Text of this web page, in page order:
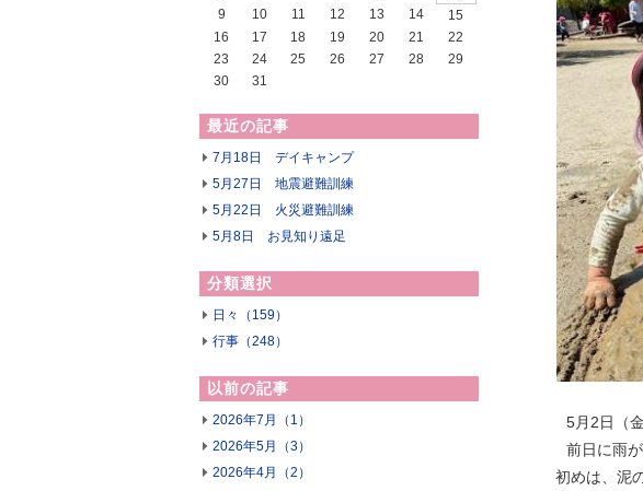
9
10 11 12 13 14
15
16
17 18 19 20 21
22
23
24 25 26 27 28
29
30
31
最近の記事
7月18日 デイキャンプ
5月27日 地震避難訓練
5月22日 火災避難訓練
5月8日 お見知り遠足
分類選択
日々（159）
行事（248）
以前の記事
2026年7月（1）
2026年5月（3）
2026年4月（2）
5月2日（金
前日に雨が
初めは、泥